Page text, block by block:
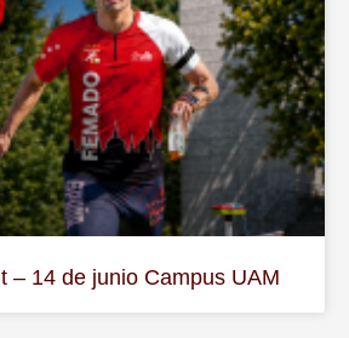
– 14 de junio Campus UAM